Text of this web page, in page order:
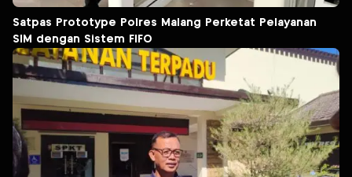
Satpas Prototype Polres Malang Perketat Pelayanan
SIM dengan Sistem FIFO